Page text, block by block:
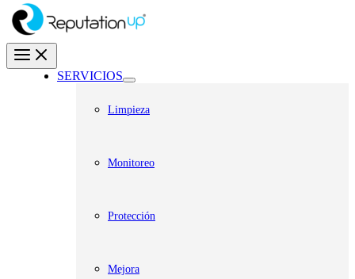
SERVICIOS
Limpieza
Monitoreo
Protección
Mejora